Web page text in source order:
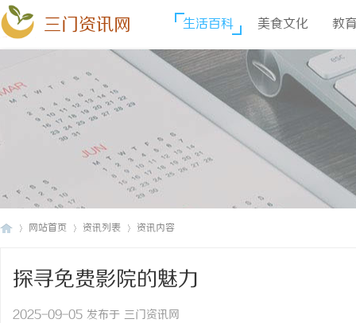
三门资讯网 生活百科 美食文化 教
网站首页 资讯列表 资讯内容
探寻免费影院的魅力
2025-09-05 发布于 三门资讯网